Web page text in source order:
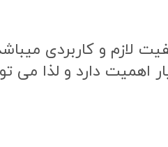
لازم و کاربردی
اهمیت دارد و لذا می